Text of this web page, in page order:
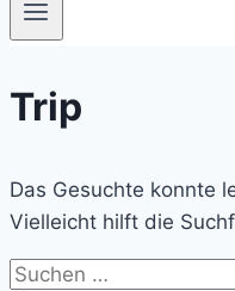
Trip
Das Gesuchte konnte
Vielleicht hilft die
Suchen